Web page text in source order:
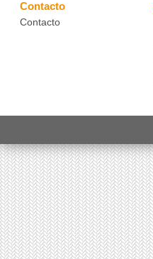
Contacto
Contacto